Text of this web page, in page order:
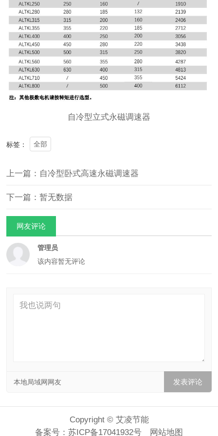
自冷型立式永磁调速器
标签： 全部
上一篇：自冷型卧式高速永磁调速器
下一篇：暂无数据
网友评论
管理员
该内容暂无评论
本地局域网网友
Copyright © 艾凌节能
备案号： 苏ICP备17041932号 网站地图